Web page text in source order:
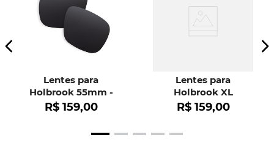
Lentes para
Holbrook 55mm -
OO9102
R$ 159,00
Lentes para
Holbrook XL
R$ 159,00